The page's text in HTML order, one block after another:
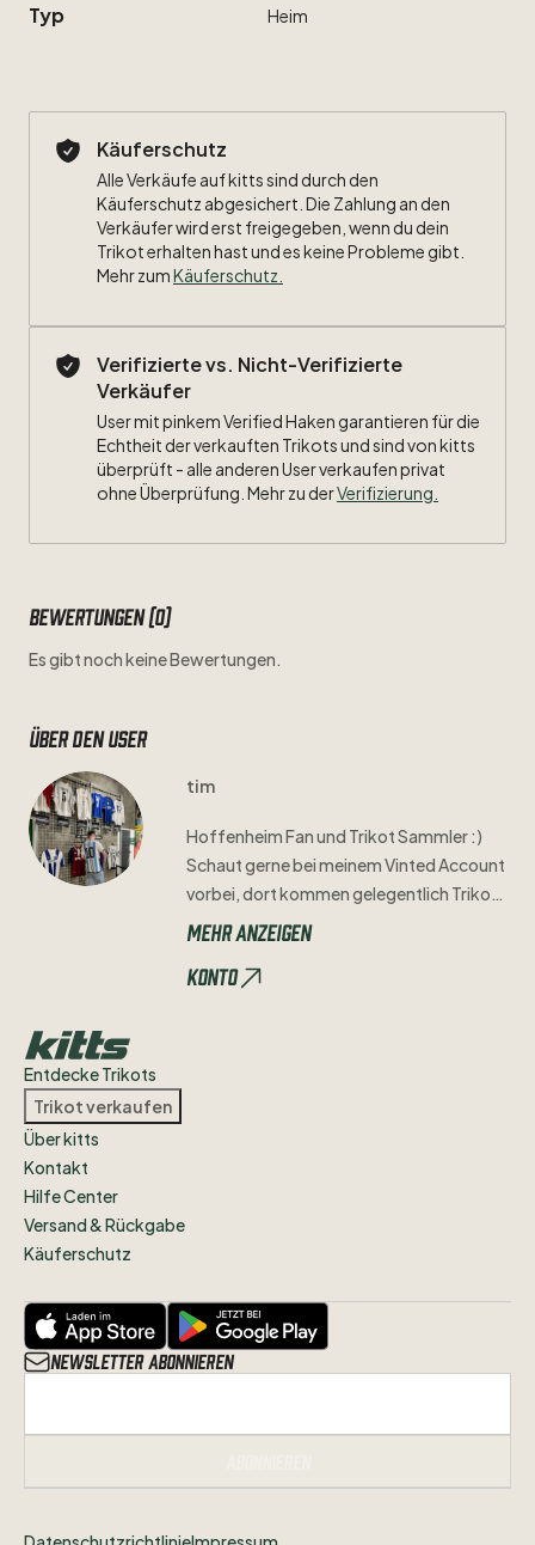
Typ Heim
Käuferschutz
Alle Verkäufe auf kitts sind durch den
Käuferschutz abgesichert. Die Zahlung an den
Verkäufer wird erst freigegeben, wenn du dein
Trikot erhalten hast und es keine Probleme gibt.
Mehr zumKäuferschutz
Verifizierte vs. Nicht-Verifizierte
Verkäufer
User mit pinkem Verified Haken garantieren für die
Echtheit der verkauften Trikots und sind von kitts
überprüft - alle anderen User verkaufen privat
ohne Überprüfung. Mehr zu derVerifizierung.
Bewertungen (0)
Es gibt noch keine Bewertungen.
Über den user
tim
HoffenheimFanund TrikotSammler:)
SchautgernebeimeinemVintedAccount
vorbei​,​dortkommengelegentlich Trikots
online diehiernicht
2344-gertim
Mehr anzeigen
Konto
Entdecke Trikots
Trikot verkaufen
Über kitts
Kontakt
Hilfe Center
Versand & Rückgabe
Käuferschutz
Newsletter abonnieren